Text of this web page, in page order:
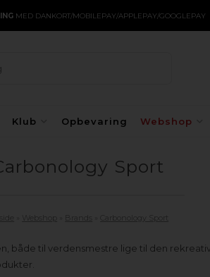
MED DANKORT/MOBILEPAY/APPLEPAY/GOOGLEPAY
Klub Opbevaring Webshop
Sport
både til verdensmestre lige til den